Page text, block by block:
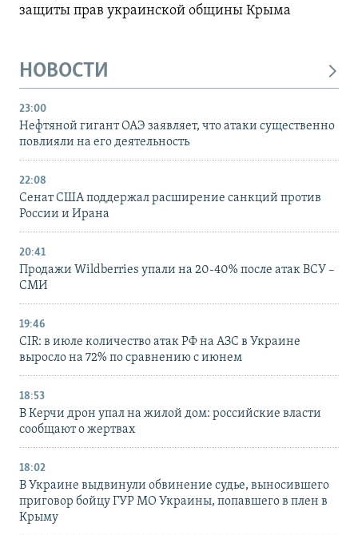
защиты прав украинской общины Крыма
НОВОСТИ
23:00
Нефтяной гигант ОАЭ заявляет, что атаки существенно
повлияли на его деятельность
22:08
Сенат США поддержал расширение санкций против
России и Ирана
20:41
Продажи Wildberries упали на 20-40% после атак ВСУ –
СМИ
19:46
CIR: в июле количество атак РФ на АЗС в Украине
выросло на 72% по сравнению с июнем
18:53
В Керчи дрон упал на жилой дом: российские власти
сообщают о жертвах
18:02
В Украине выдвинули обвинение судье, выносившего
приговор бойцу ГУР МО Украины, попавшего в плен в
Крыму